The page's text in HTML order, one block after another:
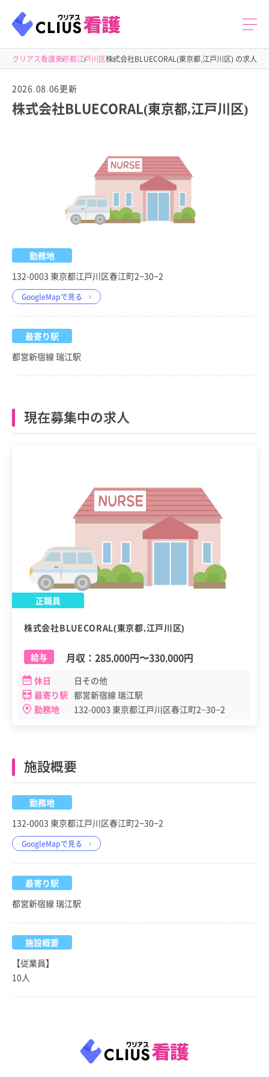
クリアス看護東京都江戸川区株式会社BLUECORAL(東京都,江戸川区) の求人
2026.08.06更新
株式会社BLUECORAL(東京都,江戸川区)
勤務地
132-0003 東京都江戸川区春江町2−30−2
GoogleMapで見る
最寄り駅
都営新宿線 瑞江駅
現在募集中の求人
正職員
株式会社BLUECORAL(東京都,江戸川区)
給与 月収： 285,000円〜330,000円
休日
日その他
最寄り駅 都営新宿線 瑞江駅
勤務地
132-0003 東京都江戸川区春江町2−30−2
施設概要
勤務地
132-0003 東京都江戸川区春江町2−30−2
GoogleMapで見る
最寄り駅
都営新宿線 瑞江駅
施設概要
【従業員】
10人